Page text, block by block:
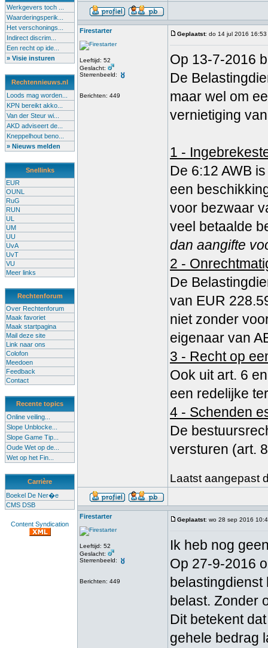
Werkgevers toch ...
Waarderingsperik...
Het verschonings...
Indirect discrim...
Een recht op ide...
» Visie insturen
Rechtennieuws.nl
Loods mag worden...
KPN bereikt akko...
Van der Steur wi...
AKD adviseert de...
Kneppelhout beno...
» Nieuws melden
Snellinks
EUR
OUNL
RuG
RUN
UL
UM
UU
UvA
UvT
VU
Meer links
Rechtenforum
Over Rechtenforum
Maak favoriet
Maak startpagina
Mail deze site
Link naar ons
Colofon
Meedoen
Feedback
Contact
Recente topics
Online veiling...
Slope Unblocke...
Slope Game Tip...
Oude Wet op de...
Wet op het Fin...
Carrière
Boekel De Ner�e
CMS DSB
Content Syndication
Firestarter
Leeftijd: 52
Geslacht:
Sterrenbeeld:
Berichten: 449
Geplaatst: do 14 jul 2016 16:53
Op 13-7-2016
De
maar wel om
vernietiging
1 -
De 6:12 AWB
een
voor bezwaar
veel betaalde
dan aangifte
2 -
De
van EUR
niet zonder
eigenaar van
3 - Recht op
Ook uit art. 6
een redelijke
4 - Schenden
De
versturen (art.
Laatst aangepast
Firestarter
Leeftijd: 52
Geslacht:
Sterrenbeeld:
Berichten: 449
Geplaatst: wo 28 sep 2016
Ik heb nog
Op 27-9-2016
belastingdienst
belast. Zonder
Dit betekent
gehele bedrag